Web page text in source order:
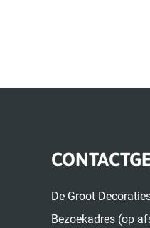
De Groot
Bezoekadres (op